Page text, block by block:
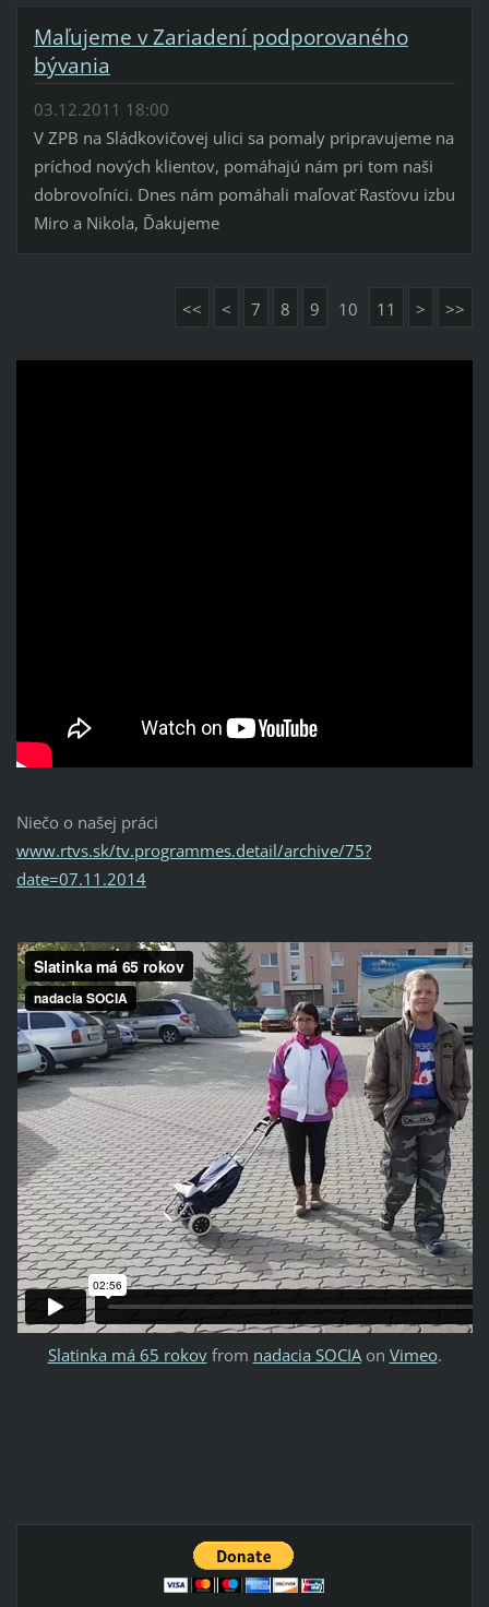
Maľujeme v Zariadení podporovaného
bývania
03.12.2011 18:00
V ZPB na Sládkovičovej ulici sa pomaly pripravujeme na
príchod nových klientov, pomáhajú nám pri tom naši
dobrovoľníci. Dnes nám pomáhali maľovať Rasťovu izbu
Miro a Nikola, Ďakujeme
<< < 7 8 9 10 11 > >>
Niečo o našej práci
www.rtvs.sk/tv.programmes.detail/archive/75?
date=07.11.2014
Slatinka má 65 rokovfrom nadacia SOCIAon Vimeo.